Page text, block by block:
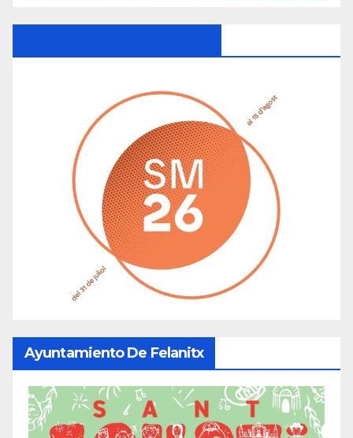
Ayuntamiento De Felanitx